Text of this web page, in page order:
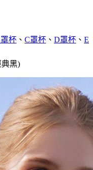
杯 、 C罩杯 、 D罩杯 、 E
黑)